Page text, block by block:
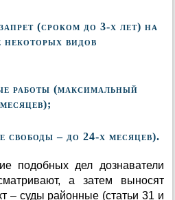
(сроком до 3-х лет) на
некоторых видов
работы (максимальный
свободы – до 24-х месяцев).
подобных дел дознаватели
а затем выносят
– суды районные (статьи 31 и